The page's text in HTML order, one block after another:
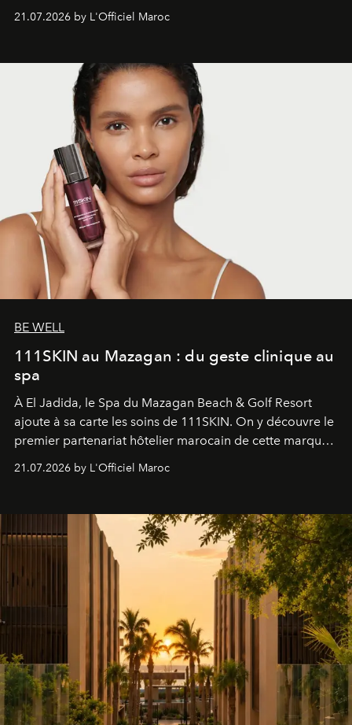
économe. à n’en pas douter, le nouveau C5 Aircross a
gagné en maturité.
21.07.2026 by L'Officiel Maroc
BE WELL
111SKIN au Mazagan : du geste clinique au
spa
À El Jadida, le Spa du Mazagan Beach & Golf Resort
ajoute à sa carte les soins de 111SKIN. On y découvre le
premier partenariat hôtelier marocain de cette marque
britannique, née dans un cabinet de chirurgie plastique
londonien et construite depuis autour d'un actif breveté,
21.07.2026 by L'Officiel Maroc